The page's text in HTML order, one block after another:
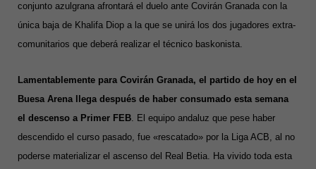
conjunto azulgrana afrontará el duelo ante Covirán Granada con la
única baja de Khalifa Diop a la que se unirá los dos jugadores extra-
comunitarios que deberá realizar el técnico baskonista.
Lamentablemente para Covirán Granada, el partido de hoy en el
Buesa Arena llega después de haber consumado esta semana
el descenso a Primer FEB. El equipo andaluz que pese haber
descendido el curso pasado, fue «rescatado» por la Liga ACB, al no
poderse materializar el ascenso del Real Betia. Ha vivido toda esta